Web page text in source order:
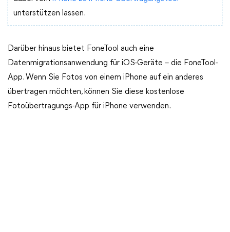
unterstützen lassen.
Darüber hinaus bietet FoneTool auch eine
Datenmigrationsanwendung für iOS-Geräte – die FoneTool-
App. Wenn Sie Fotos von einem iPhone auf ein anderes
übertragen möchten, können Sie diese kostenlose
Fotoübertragungs-App für iPhone verwenden.